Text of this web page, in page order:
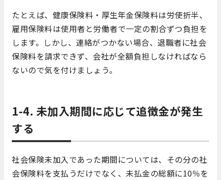
たとえば、健康保険料・厚生年金保険料は労使折半、
雇用保険料は使用者と労働者で一定の割合ずつ負担を
します。しかし、連絡がつかない場合、退職者に社会
保険料を請求できず、会社が全額負担しなければなら
ないので気を付けましょう。
1-4. 未加入期間に応じて追徴金が発生
する
社会保険未加入であった期間については、その分の社
会保険料を支払うだけでなく、未払金の総額に10％を